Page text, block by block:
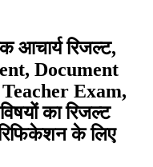
आचार्य रिजल्ट,
Document
Exam,
का रिजल्ट
के लिए